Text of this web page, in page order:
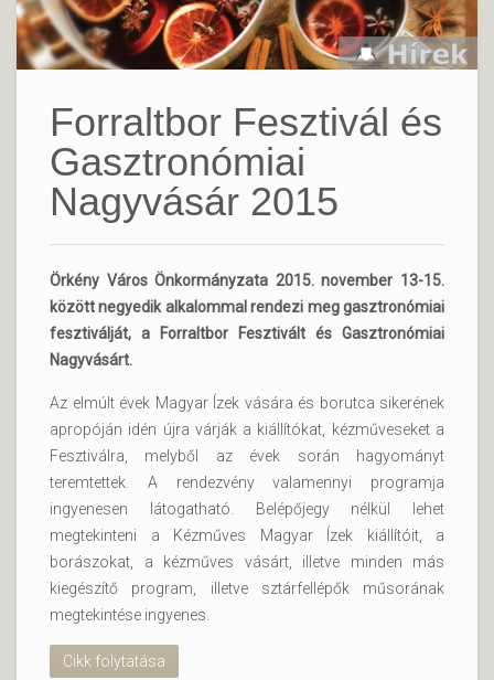
Forraltbor Fesztivál és
Gasztronómiai
Nagyvásár 2015
Örkény Város Önkormányzata 2015. november 13-15.
között negyedik alkalommal rendezi meg gasztronómiai
fesztiválját, a Forraltbor Fesztivált és Gasztronómiai
Nagyvásárt.
Az elmúlt évek Magyar Ízek vására és borutca sikerének
apropóján idén újra várják a kiállítókat, kézműveseket a
Fesztiválra, melyből az évek során hagyományt
teremtettek. A rendezvény valamennyi programja
ingyenesen látogatható. Belépőjegy nélkül lehet
megtekinteni a Kézműves Magyar Ízek kiállítóit, a
borászokat, a kézműves vásárt, illetve minden más
kiegészítő program, illetve sztárfellépők műsorának
megtekintése ingyenes.
Cikk folytatása